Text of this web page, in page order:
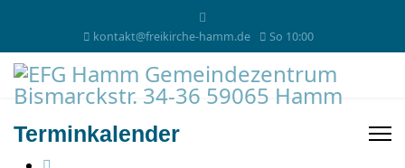
kontakt@freikirche-hamm.de So 10:00
Terminkalender